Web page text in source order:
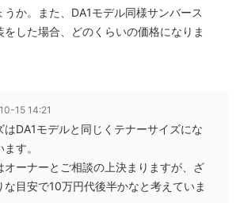
うか。また、DA1モデル同様サンバース
をした場合、どのくらいの価格になりま
15 14:21
はDA1モデルと同じくテナーサイズにな
す。
オーナーとご相談の上決まりますが、ざ
な目安で10万円代後半かなと考えていま